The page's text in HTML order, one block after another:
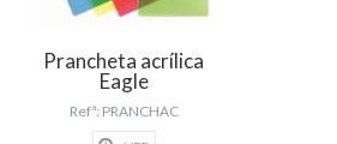
Prancheta acrílica
Eagle
Refª: PRANCHAC